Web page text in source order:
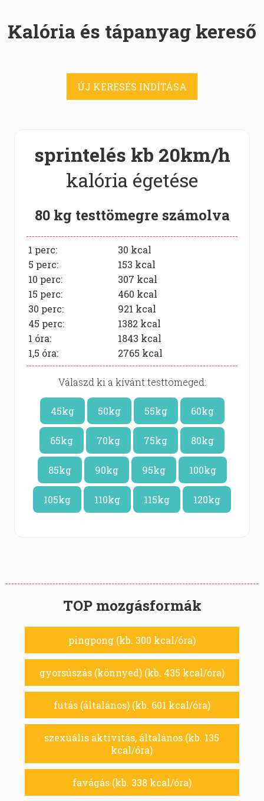
Kalória és tápanyag kereső
ÚJ KERESÉS INDÍTÁSA
sprintelés kb 20km/h
kalória égetése
80 kg testtömegre számolva
1 perc: 30 kcal
5 perc:
153 kcal
10 perc:
307 kcal
15 perc:
460 kcal
30 perc:
921 kcal
45 perc:
1382 kcal
1 óra:
1843 kcal
1,5 óra:
2765 kcal
Válaszd ki a kívánt testtömeged:
45kg 50kg 55kg 60kg
65kg 70kg 75kg 80kg
85kg 90kg 95kg 100kg
105kg 110kg 115kg 120kg
TOP mozgásformák
pingpong (kb. 300 kcal/óra)
gyorsúszás (könnyed) (kb. 435 kcal/óra)
futás (általános) (kb. 601 kcal/óra)
szexuális aktivitás, általános (kb. 135
kcal/óra)
favágás (kb. 338 kcal/óra)